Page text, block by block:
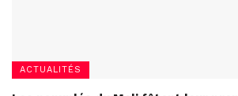
ACTUALITÉS